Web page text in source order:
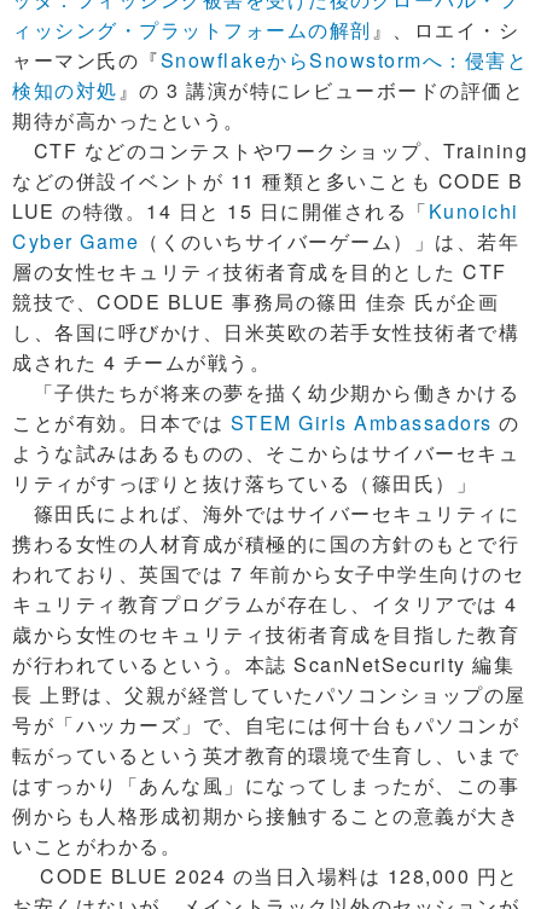
ィッシング・プラットフォームの解剖 』、ロエイ・シ
ャーマン氏の『SnowflakeからSnowstormへ：侵害と
検知の対処』の 3 講演が特にレビューボードの評価と
期待が高かったという。
CTF などのコンテストやワークショップ、Training
などの併設イベントが 11 種類と多いことも CODE B
LUE の特徴。14 日と 15 日に開催される「Kunoichi
Cyber Game （くのいちサイバーゲーム）」は、若年
層の女性セキュリティ技術者育成を目的とした CTF
競技で、CODE BLUE 事務局の篠田 佳奈 氏が企画
し、各国に呼びかけ、日米英欧の若手女性技術者で構
成された 4 チームが戦う。
「子供たちが将来の夢を描く幼少期から働きかける
ことが有効。日本では STEM Girls Ambassadors の
ような試みはあるものの、そこからはサイバーセキュ
リティがすっぽりと抜け落ちている（篠田氏）」
篠田氏によれば、海外ではサイバーセキュリティに
携わる女性の人材育成が積極的に国の方針のもとで行
われており、英国では 7 年前から女子中学生向けのセ
キュリティ教育プログラムが存在し、イタリアでは 4
歳から女性のセキュリティ技術者育成を目指した教育
が行われているという。本誌 ScanNetSecurity 編集
長 上野は、父親が経営していたパソコンショップの屋
号が「ハッカーズ」で、自宅には何十台もパソコンが
転がっているという英才教育的環境で生育し、いまで
はすっかり「あんな風」になってしまったが、この事
例からも人格形成初期から接触することの意義が大き
いことがわかる。
CODE BLUE 2024 の当日入場料は 128,000 円と